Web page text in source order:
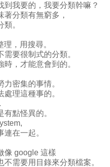
我要的，我要分類幹嘛？
分類有無窮多，
。
，用搜尋。
要很制式的分類。
，才能意會到的。
密集的事情。
理這種事的。
點怪異的。
在一起。
像 google 這樣
需要用目錄來分類檔案。